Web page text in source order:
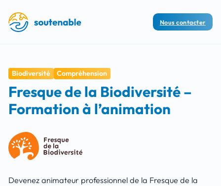
Nous contacter
Biodiversité Compréhension
Fresque de la Biodiversité –
Formation à l’animation
Devenez animateur professionnel de la Fresque de la